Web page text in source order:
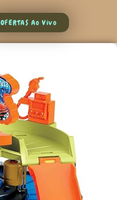
OFERTAS Ao Vivo